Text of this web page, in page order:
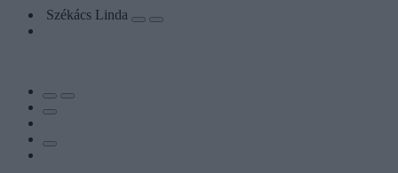
Székács Linda